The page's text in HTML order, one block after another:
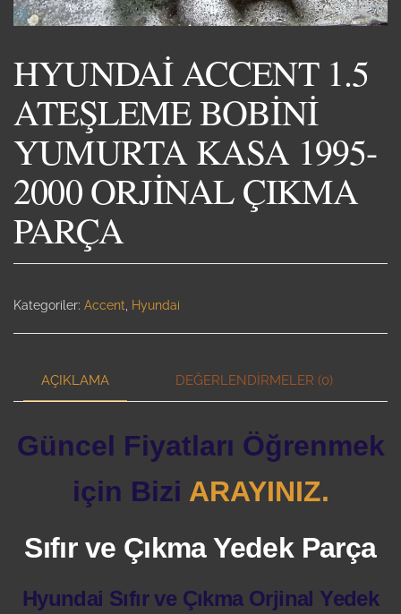
HYUNDAİ ACCENT 1.5
ATEŞLEME BOBİNİ
YUMURTA KASA 1995-
2000 ORJİNAL ÇIKMA
PARÇA
Kategoriler: Accent Hyundai
AÇIKLAMA DEĞERLENDIRMELER (0)
Güncel Fiyatları Öğrenmek
için Bizi ARAYINIZ.
Sıfır ve Çıkma Yedek Parça
Hyundai Sıfır ve Çıkma Orjinal Yedek